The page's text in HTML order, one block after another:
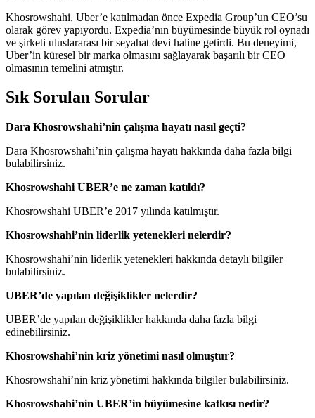
Khosrowshahi, Uber’e katılmadan önce Expedia Group’un CEO’su
olarak görev yapıyordu. Expedia’nın büyümesinde büyük rol oynadı
ve şirketi uluslararası bir seyahat devi haline getirdi. Bu deneyimi,
Uber’in küresel bir marka olmasını sağlayarak başarılı bir CEO
olmasının temelini atmıştır.
Sık Sorulan Sorular
Dara Khosrowshahi’nin çalışma hayatı nasıl geçti?
Dara Khosrowshahi’nin çalışma hayatı hakkında daha fazla bilgi
bulabilirsiniz.
Khosrowshahi UBER’e ne zaman katıldı?
Khosrowshahi UBER’e 2017 yılında katılmıştır.
Khosrowshahi’nin liderlik yetenekleri nelerdir?
Khosrowshahi’nin liderlik yetenekleri hakkında detaylı bilgiler
bulabilirsiniz.
UBER’de yapılan değişiklikler nelerdir?
UBER’de yapılan değişiklikler hakkında daha fazla bilgi
edinebilirsiniz.
Khosrowshahi’nin kriz yönetimi nasıl olmuştur?
Khosrowshahi’nin kriz yönetimi hakkında bilgiler bulabilirsiniz.
Khosrowshahi’nin UBER’in büyümesine katkısı nedir?